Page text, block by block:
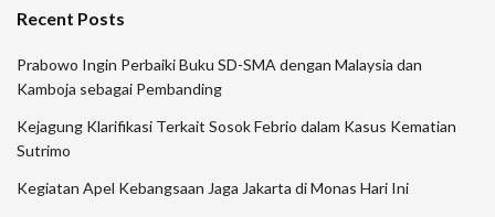
Recent Posts
Prabowo Ingin Perbaiki Buku SD-SMA dengan Malaysia dan
Kamboja sebagai Pembanding
Kejagung Klarifikasi Terkait Sosok Febrio dalam Kasus Kematian
Sutrimo
Kegiatan Apel Kebangsaan Jaga Jakarta di Monas Hari Ini